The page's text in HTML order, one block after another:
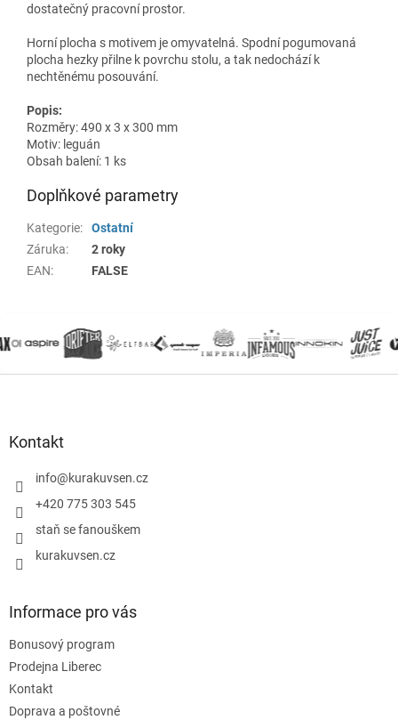
dostatečný pracovní prostor.
Horní plocha s motivem je omyvatelná. Spodní pogumovaná
plocha hezky přilne k povrchu stolu, a tak nedochází k
nechtěnému posouvání.
Popis:
Rozměry: 490 x 3 x 300 mm
Motiv: leguán
Obsah balení: 1 ks
Doplňkové parametry
Kategorie:
Ostatní
Záruka:
2 roky
EAN: FALSE
Kontakt
info@kurakuvsen.cz
+420 775 303 545
staň se fanouškem
kurakuvsen.cz
Informace pro vás
Bonusový program
Prodejna Liberec
Kontakt
Doprava a poštovné